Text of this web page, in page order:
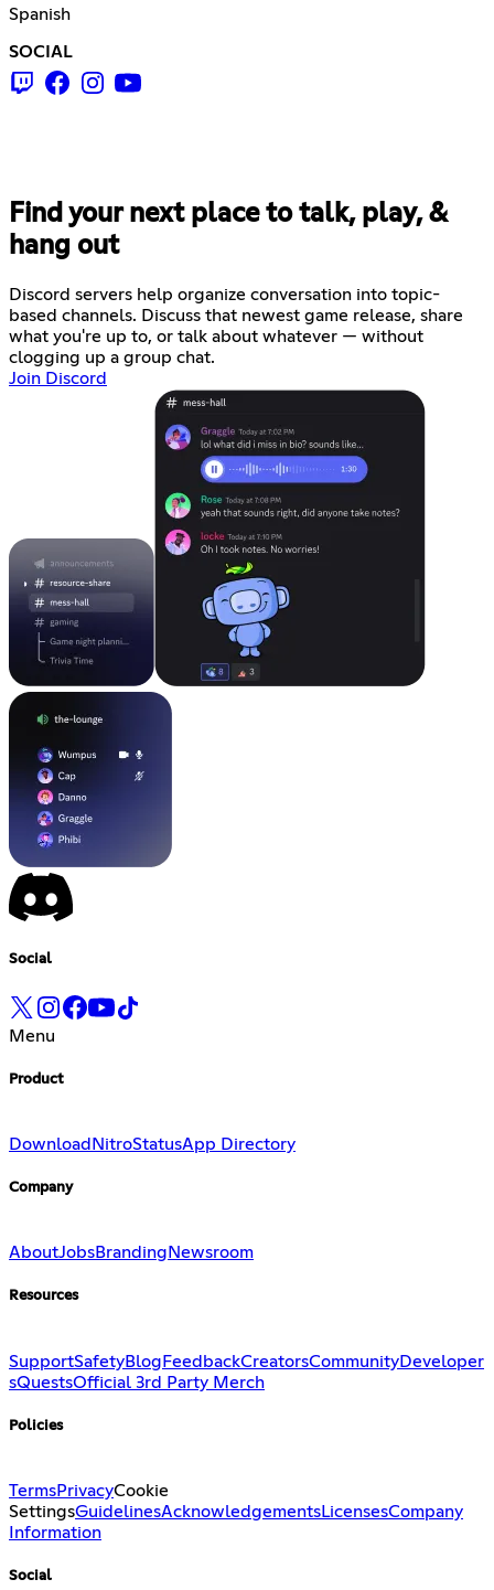
Spanish
SOCIAL
Find your next place to talk, play, &
hang out
Discord servers help organize conversation into topic-
based channels. Discuss that newest game release, share
what you're up to, or talk about whatever — without
clogging up a group chat.
Join Discord
Social
Menu
Product
Download NitroStatusApp Directory
Company
AboutJobsBranding Newsroom
Resources
SupportSafetyBlog FeedbackCreatorsCommunityDeveloper
sQuestsOfficial 3rd Party Merch
Policies
TermsPrivacyCookie
SettingsGuidelinesAcknowledgementsLicensesCompany
Information
Social